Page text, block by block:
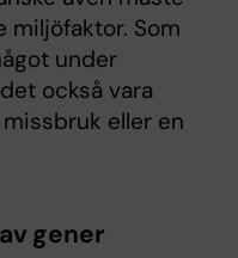
miljöfaktor. Som
under
också vara
eller en
gener